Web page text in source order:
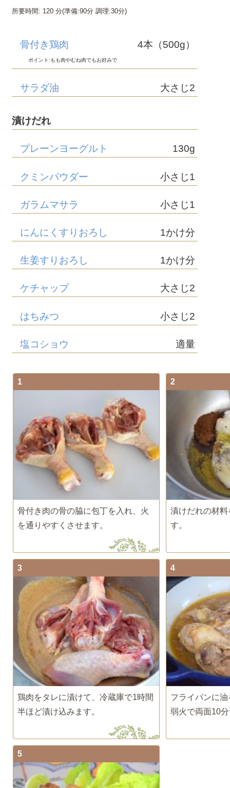
所要時間: 120 分(準備:90分調理:30分)
骨付き鶏肉 4本（500g）
ポイント:もも肉やむね肉でもお好みで
サラダ油 大さじ2
漬けだれ
プレーンヨーグルト 130g
クミンパウダー 小さじ1
ガラムマサラ 小さじ1
にんにくすりおろし 1かけ分
生姜すりおろし 1かけ分
ケチャップ 大さじ2
はちみつ 小さじ2
塩コショウ 適量
1
骨付き肉の骨の脇に包丁を入れ、火
を通りやすくさせます。
2
漬けだれの材
す。
3
鶏肉をタレに漬けて、冷蔵庫で1時間
半ほど漬け込みます。
4
フライパンに
弱火で両面10
5